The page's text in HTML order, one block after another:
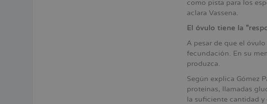
como pista para los
aclara Vassena.
El óvulo tiene la
A pesar de que el
fecundación. En su
produzca.
Según explica Gómez
proteínas, llamadas
la suficiente cantidad y